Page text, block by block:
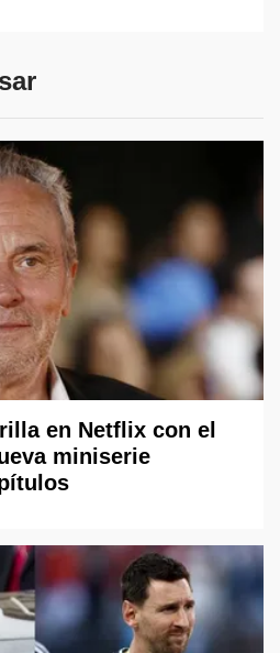
en Netflix con el
miniserie